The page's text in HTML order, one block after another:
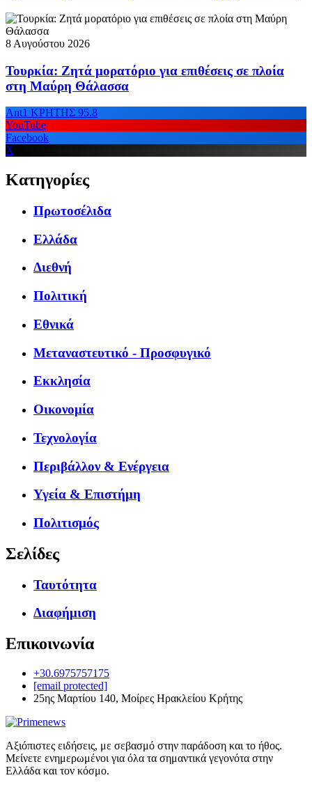
8 Αυγούστου 2026
Τουρκία: Ζητά μορατόριο για επιθέσεις σε πλοία
στη Μαύρη Θάλασσα
Ant1 ΚΡΗΤΗΣ 95.8
YouTube
Facebook
X
Κατηγορίες
Πρωτοσέλιδα
Ελλάδα
Διεθνή
Πολιτική
Εθνικά
Μεταναστευτικό - Προσφυγικό
Εκκλησία
Οικονομία
Τεχνολογία
Περιβάλλον & Ενέργεια
Υγεία & Επιστήμη
Πολιτισμός
Σελίδες
Ταυτότητα
Διαφήμιση
Επικοινωνία
+30.6975757175
[email protected]
25ης Μαρτίου 140, Μοίρες Ηρακλείου Κρήτης
Αξιόπιστες ειδήσεις, με σεβασμό στην παράδοση και το ήθος.
Μείνετε ενημερωμένοι για όλα τα σημαντικά γεγονότα στην
Ελλάδα και τον κόσμο.